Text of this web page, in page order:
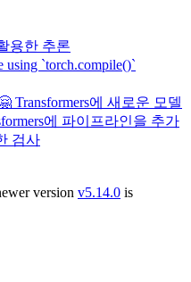
용한 추론
`torch.compile()`
Transformers에 새로운 모델
에 파이프라인을 추가
검사
version v5.14.0 is